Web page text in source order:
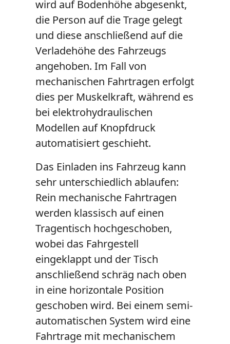
wird auf Bodenhöhe abgesenkt,
die Person auf die Trage gelegt
und diese anschließend auf die
Verladehöhe des Fahrzeugs
angehoben. Im Fall von
mechanischen Fahrtragen erfolgt
dies per Muskelkraft, während es
bei elektrohydraulischen
Modellen auf Knopfdruck
automatisiert geschieht.
Das Einladen ins Fahrzeug kann
sehr unterschiedlich ablaufen:
Rein mechanische Fahrtragen
werden klassisch auf einen
Tragentisch hochgeschoben,
wobei das Fahrgestell
eingeklappt und der Tisch
anschließend schräg nach oben
in eine horizontale Position
geschoben wird. Bei einem semi-
automatischen System wird eine
Fahrtrage mit mechanischem